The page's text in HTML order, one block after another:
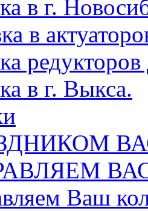
в г.
в
в г. Выкса.
Ваш